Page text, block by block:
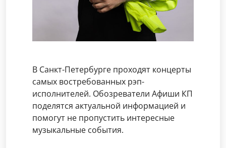
В Санкт-Петербурге проходят концерты
самых востребованных рэп-
исполнителей. Обозреватели Афиши КП
поделятся актуальной информацией и
помогут не пропустить интересные
музыкальные события.